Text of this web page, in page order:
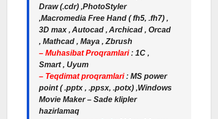
Draw (.cdr) ,PhotoStyler
,Macromedia Free Hand ( fh5, .fh7) ,
3D max , Autocad , Archicad , Orcad
, Mathcad , Maya , Zbrush
– Muhasibat Proqramlari: 1C ,
Smart , Uyum
– Teqdimat proqramlari : MS power
point ( .pptx , .ppsx, .potx) ,Windows
Movie Maker – Sade klipler
hazirlamaq